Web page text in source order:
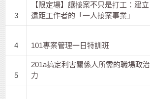
3
【限定場】讓接案不只是打工：建立
遠距工作者的「一人接案事業」
4 101專案管理一日特訓班
5
201a搞定利害關係人所需的職場政治
力